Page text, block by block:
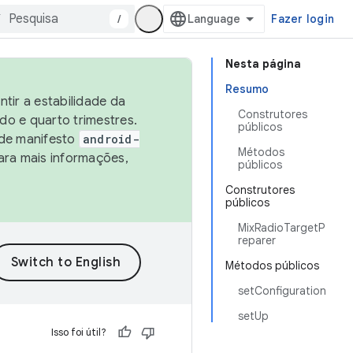
/ Fazer login
Nesta página
Resumo
Construtores
públicos
Métodos
públicos
Construtores
públicos
MixRadioTargetP
reparer
Métodos públicos
setConfiguration
setUp
a estabilidade da
e quarto trimestres.
manifesto
android-
mais informações,
Isso foi útil?